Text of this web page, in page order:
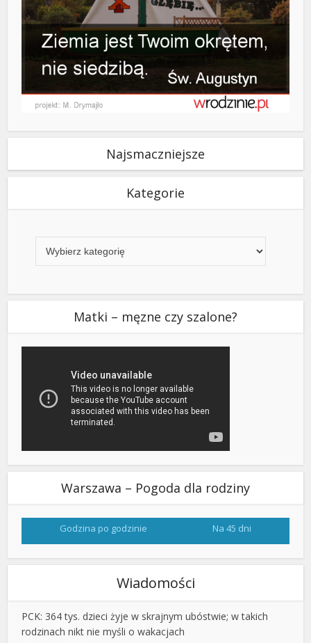
Najsmaczniejsze
Kategorie
Matki – męzne czy szalone?
Warszawa – Pogoda dla rodziny
Godzina po godzinie Na 45 dni
Wiadomości
PCK: 364 tys. dzieci żyje w skrajnym ubóstwie; w takich
rodzinach nikt nie myśli o wakacjach